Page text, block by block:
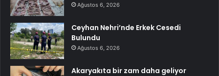
Ağustos 6, 2026
Ceyhan Nehri’nde Erkek Cesedi
Bulundu
Ağustos 6, 2026
Akaryakıta bir zam daha geliyor